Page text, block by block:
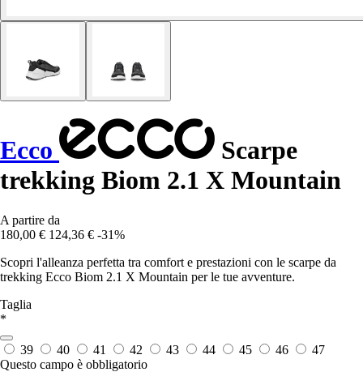
Ecco
Scarpe
trekking Biom 2.1 X Mountain
A partire da
180,00 € 124,36 € -31%
Scopri l'alleanza perfetta tra comfort e prestazioni con le scarpe da
trekking Ecco Biom 2.1 X Mountain per le tue avventure.
Taglia
*
39 40 41 42 43 44 45 46
47
Questo campo è obbligatorio